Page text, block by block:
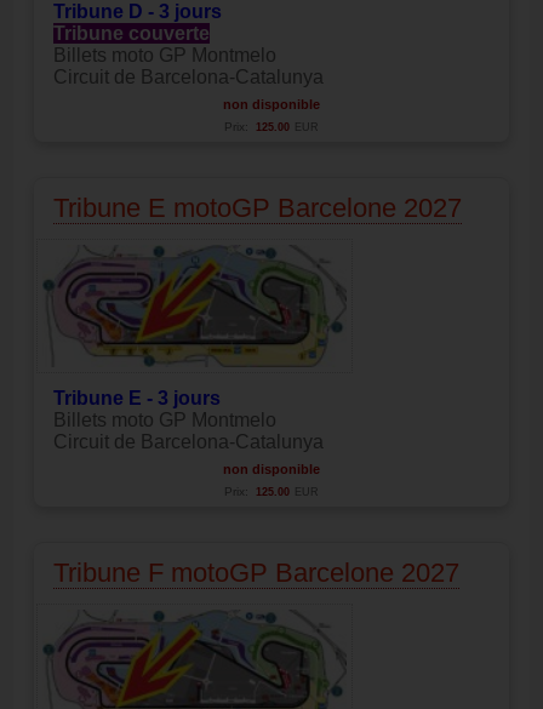
Tribune D - 3 jours
Tribune couverte
Billets moto GP Montmelo
Circuit de Barcelona-Catalunya
non disponible
Prix: 125.00 EUR
Tribune E motoGP Barcelone 2027
Tribune E - 3 jours
Billets moto GP Montmelo
Circuit de Barcelona-Catalunya
non disponible
Prix: 125.00 EUR
Tribune F motoGP Barcelone 2027